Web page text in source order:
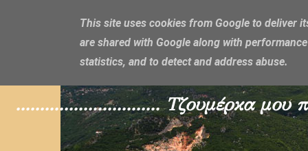
Galaniskos
.............................. Τζουμέρκα μου
This site uses cookies from Google to deliver
are shared with Google along with
statistics, and to detect and address abuse.